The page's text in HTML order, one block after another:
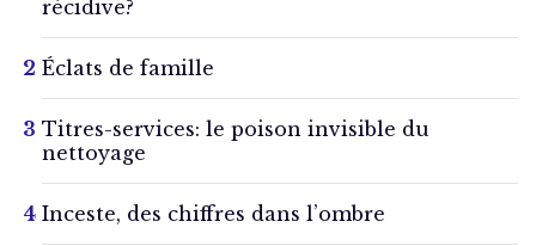
récidive?
Éclats de famille
Titres-services: le poison invisible du
nettoyage
Inceste, des chiffres dans l’ombre